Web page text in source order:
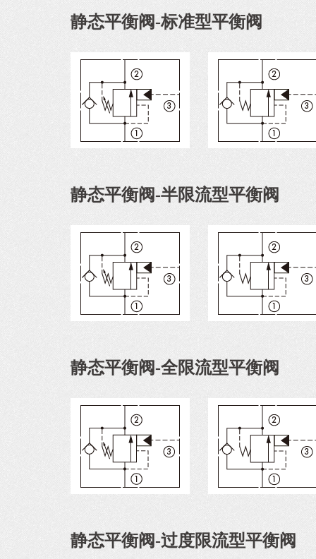
静态平衡阀-标准型平衡阀
静态平衡阀-半限流型平衡阀
静态平衡阀-全限流型平衡阀
静态平衡阀-过度限流型平衡阀